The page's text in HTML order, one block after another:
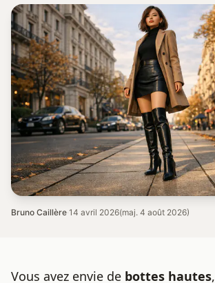
Bruno Caillère·14 avril 2026(maj. 4 août 2026)
Vous avez envie de bottes hautes,